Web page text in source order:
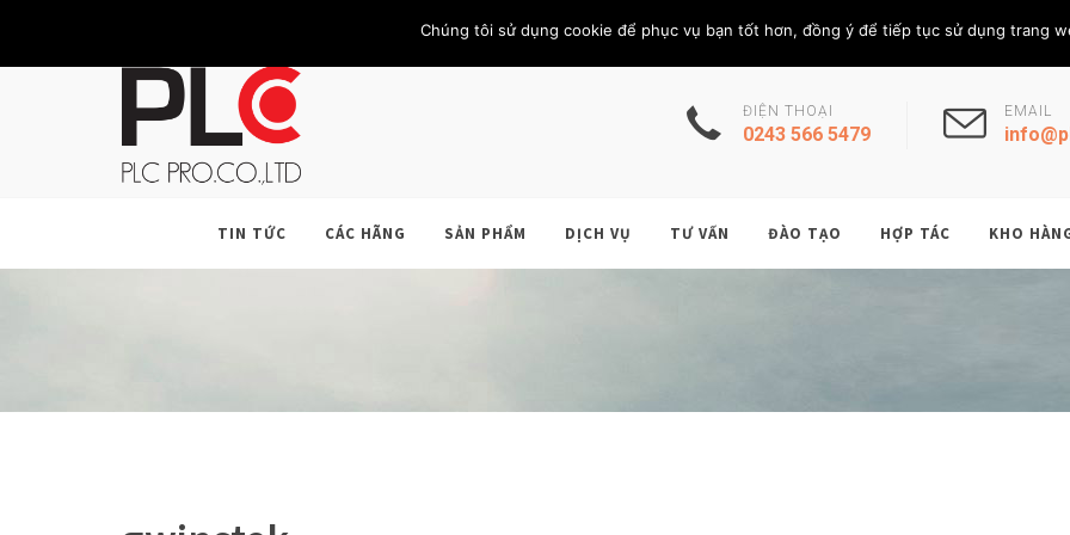
KHÁCH HÀNG LIÊN HỆ THÀNH VIÊN Thứ Bảy, 8/8/
ĐIỆN THOẠI
0243 566 5479
EMAIL
TIN TỨC CÁC HÃNG SẢN PHẨM DỊCH VỤ TƯ VẤN ĐÀO TẠO HỢP TÁC KHO
Chúng tôi sử dụng cookie để phục vụ bạn tốt hơn, đồng ý để tiếp tục sử dụng trang